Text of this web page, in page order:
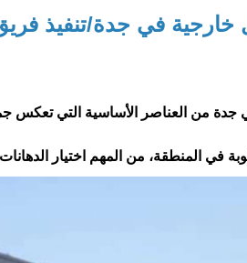
خارجية في جدة/تنفيذ
جدة من العناصر الأساسية التي تعكس
في المنطقة، من المهم اختيار